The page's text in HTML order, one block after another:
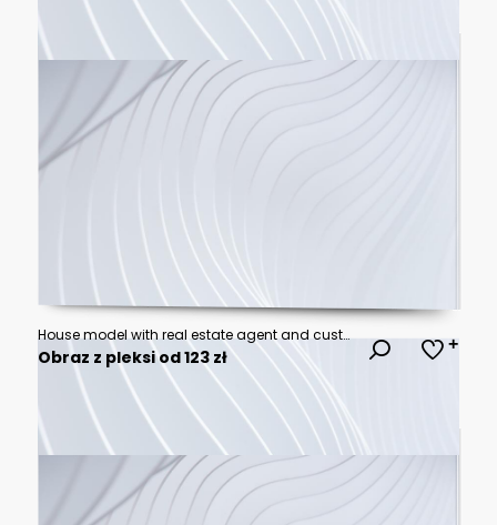
House model with real estate agent and customer discussing for contract to buy house, insurance or loan real estate background.
Obraz z pleksi od 123 zł